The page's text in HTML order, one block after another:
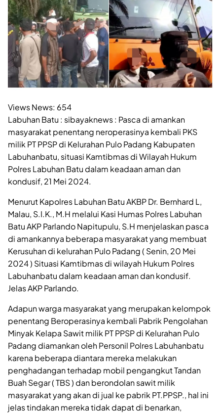
Views News: 654
Labuhan Batu : sibayaknews : Pasca di amankan
masyarakat penentang neroperasinya kembali PKS
milik PT PPSP di Kelurahan Pulo Padang Kabupaten
Labuhanbatu, situasi Kamtibmas di Wilayah Hukum
Polres Labuhan Batu dalam keadaan aman dan
kondusif, 21 Mei 2024.
Menurut Kapolres Labuhan Batu AKBP Dr. Bernhard L,
Malau, S.I.K., M.H melalui Kasi Humas Polres Labuhan
Batu AKP Parlando Napitupulu, S.H menjelaskan pasca
di amankannya beberapa masyarakat yang membuat
Kerusuhan di kelurahan Pulo Padang ( Senin, 20 Mei
2024 ) Situasi Kamtibmas di wilayah Hukum Polres
Labuhanbatu dalam keadaan aman dan kondusif.
Jelas AKP Parlando.
Adapun warga masyarakat yang merupakan kelompok
penentang Beroperasinya kembali Pabrik Pengolahan
Minyak Kelapa Sawit milik PT PPSP di Kelurahan Pulo
Padang diamankan oleh Personil Polres Labuhanbatu
karena beberapa diantara mereka melakukan
penghadangan terhadap mobil pengangkut Tandan
Buah Segar ( TBS ) dan berondolan sawit milik
masyarakat yang akan di jual ke pabrik PT.PPSP., hal ini
jelas tindakan mereka tidak dapat di benarkan,